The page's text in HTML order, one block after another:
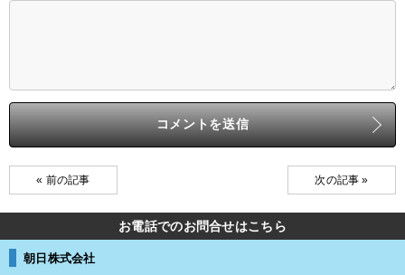
« 前の記事 次の記事 »
お電話でのお問合せはこちら
朝日株式会社